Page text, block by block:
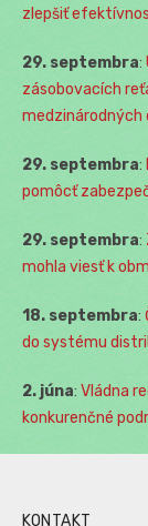
zlepšiť
29. septembra:
zásobovacích
medzinárodných
29. septembra:
pomôcť
29. septembra:
mohla viesť k
18. septembra:
do systému
2. júna: Vládna
konkurenčné
KONTAKT